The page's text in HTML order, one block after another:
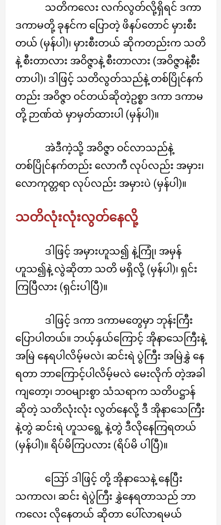
သတိကလေး လက်လွတ်လို့ရှိရင် ဒကာ
ဒကာမတို့ ခုနင်က ပြောတဲ့ ဖိနပ်တောင် မှားစီး
တယ် (မှန်ပါ)၊ မှားစီးတယ် ဆိုကတည်းက သတိ
နဲ့ စီးတာလား အဝိဇ္ဇာနဲ့ စီးတာလား (အဝိဇ္ဇာနဲ့စီး
တာပါ)၊ ဒါဖြင့် သတိလွတ်သည်နဲ့ တစ်ပြိုင်နက်
တည်း အဝိဇ္ဇာ ဝင်တယ်ဆိုတဲ့ဥစ္စာ ဒကာ ဒကာမ
တို့ ဉာဏ်ထဲ မှာမှတ်ထားပါ (မှန်ပါ)။
အဲဒီကဲ့သို့ အဝိဇ္ဇာ ဝင်လာသည်နဲ့
တစ်ပြိုင်နက်တည်း လောကီ လုပ်လည်း အမှား၊
လောကုတ္တရာ လုပ်လည်း အမှားပဲ (မှန်ပါ)။
သတိလုံးလုံးလွတ်နေလို့
ဒါဖြင့် အမှားဟူသ၍ နဲ့ကြုံ၊ အမှန်
ဟူသ၍နဲ့ လွဲဆိုတာ သတိ မရှိလို့ (မှန်ပါ)၊ ရှင်း
ကြပြီလား (ရှင်းပါပြီ)။
ဒါဖြင့် ဒကာ ဒကာမတွေမှာ ဘုန်းကြီး
ပြောပါတယ်။ ဘယ့်နှယ်ကြောင့် အိုနာသေကြီးနဲ့
အမြဲ နေရပါလိမ့်မလဲ၊ ဆင်းရဲ ပွဲကြီး အမြဲနွှဲ နေ
ရတာ ဘာကြောင့်ပါလိမ့်မလဲ မေးလိုက် တဲ့အခါ
ကျတော့၊ ဘဝများစွာ သံသရာက သတိပဋ္ဌာန်
ဆိုတဲ့ သတိလုံးလုံး လွတ်နေလို့ ဒီ အိုနာသေကြီး
နဲ့တွဲ ဆင်းရဲ ဟူသရွေ့ နဲ့တွဲ ဒီလိုနေကြရတယ်
(မှန်ပါ)။ ရိပ်မိကြပလား (ရိပ်မိ ပါပြီ)။
ဪ ဒါဖြင့် တို့ အိုနာသေနဲ့ နေပြီး
သကာလ၊ ဆင်း ရဲပွဲကြီး နွှဲနေရတာသည် ဘာ
ကလေး လိုနေတယ် ဆိုတာ ပေါ်လာရမယ်